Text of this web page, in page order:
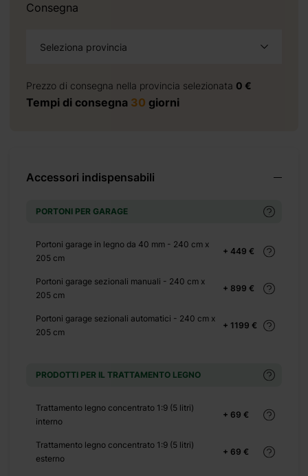
Consegna
Seleziona provincia
Prezzo di consegna nella provincia selezionata 0 €
Tempi di consegna 30 giorni
Accessori indispensabili
PORTONI PER GARAGE
+ 449 €
Portoni garage in legno da 40 mm - 240 cm x
205 cm
+ 899 €
Portoni garage sezionali manuali - 240 cm x
205 cm
+ 1199 €
Portoni garage sezionali automatici - 240 cm x
205 cm
PRODOTTI PER IL TRATTAMENTO LEGNO
+ 69 €
Trattamento legno concentrato 1:9 (5 litri)
interno
+ 69 €
Trattamento legno concentrato 1:9 (5 litri)
esterno